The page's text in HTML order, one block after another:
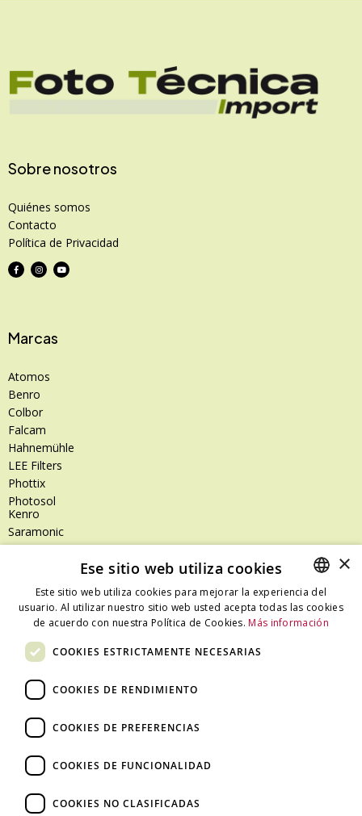
Sobre nosotros
Quiénes somos
Contacto
Política de Privacidad
Marcas
Atomos
Benro
Colbor
Falcam
Hahnemühle
LEE Filters
Phottix
Photosol
Kenro
Saramonic
Shimoda
SanDisk Professional
Tenba
Zeiss
Dónde estamos
C/ Ali Bei, 67 – 08013 Barcelona - España
T. +34 93 245 27 23
info@fototecnica.com
Horario:
SPANISH
×
Ese sitio web utiliza cookies
Este sitio web utiliza cookies para mejorar la experiencia del
usuario. Al utilizar nuestro sitio web usted acepta todas las cookies
de acuerdo con nuestra Política de Cookies. Más información
COOKIES ESTRICTAMENTE NECESARIAS
COOKIES DE RENDIMIENTO
COOKIES DE PREFERENCIAS
COOKIES DE FUNCIONALIDAD
COOKIES NO CLASIFICADAS